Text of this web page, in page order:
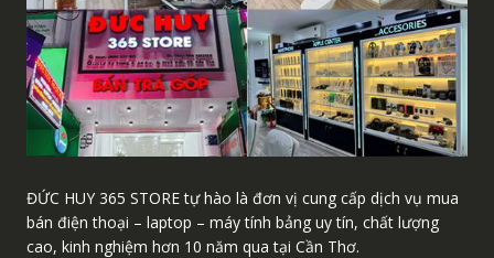
ĐỨC HUY 365 STORE tự hào là đơn vị cung cấp dịch vụ mua
bán điện thoại – laptop – máy tính bảng uy tín, chất lượng
cao, kinh nghiệm hơn 10 năm qua tại Cần Thơ.